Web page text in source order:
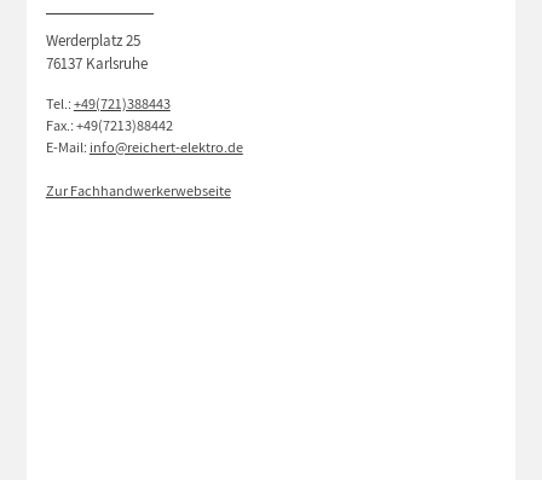
Werderplatz 25
76137 Karlsruhe
Tel.:+49(721)388443
Fax.: +49(7213)88442
E-Mail: info@reichert-elektro.de
Zur Fachhandwerkerwebseite